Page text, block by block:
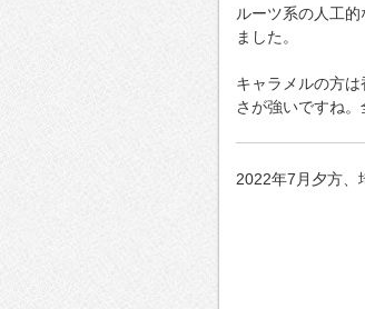
ルーツ系の人工
ました。
キャラメルの方
さが強いですね。
2022年7月夕方、